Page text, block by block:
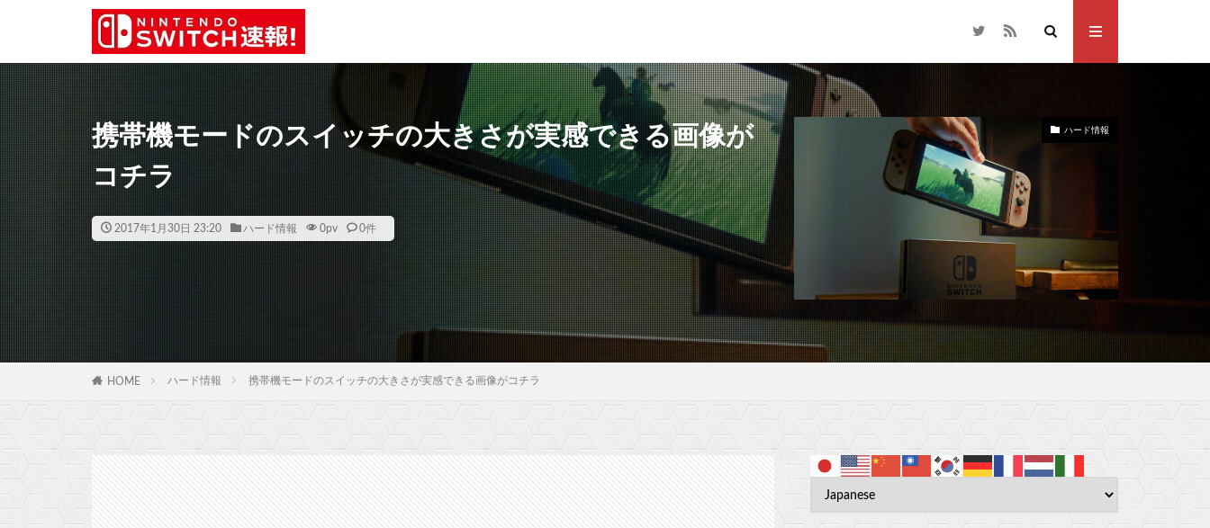
携帯機モードのスイッチの大きさが実感できる画像が
コチラ
2017年1月30日 23:20 ハード情報 0pv 0件
ハード情報
HOME ハード情報 携帯機モードのスイッチの大きさが実感できる画像がコチラ